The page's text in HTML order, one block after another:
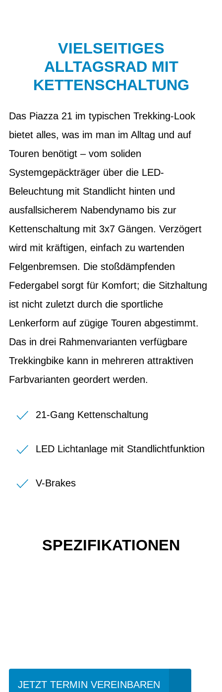
VIELSEITIGES
ALLTAGSRAD MIT
KETTENSCHALTUNG
Das Piazza 21 im typischen Trekking-Look
bietet alles, was im man im Alltag und auf
Touren benötigt – vom soliden
Systemgepäckträger über die LED-
Beleuchtung mit Standlicht hinten und
ausfallsicherem Nabendynamo bis zur
Kettenschaltung mit 3x7 Gängen. Verzögert
wird mit kräftigen, einfach zu wartenden
Felgenbremsen. Die stoßdämpfenden
Federgabel sorgt für Komfort; die Sitzhaltung
ist nicht zuletzt durch die sportliche
Lenkerform auf zügige Touren abgestimmt.
Das in drei Rahmenvarianten verfügbare
Trekkingbike kann in mehreren attraktiven
Farbvarianten geordert werden.
21-Gang Kettenschaltung
LED Lichtanlage mit Standlichtfunktion
V-Brakes
SPEZIFIKATIONEN
JETZT TERMIN VEREINBAREN